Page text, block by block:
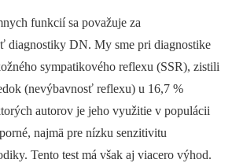
funkcií sa považuje za
diagnostiky DN. My sme pri diagnostike
sympatikového reflexu (SSR), zistili
(nevýbavnosť reflexu) u 16,7 %
autorov je jeho využitie v populácii
najmä pre nízku senzitivitu
Tento test má však aj viacero výhod.